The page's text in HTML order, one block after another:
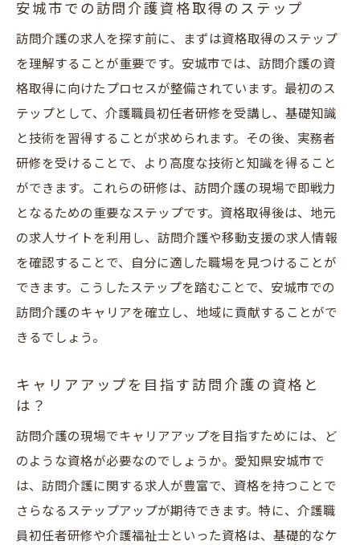
安城市での訪問介護資格取得のステップ
訪問介護の求人を探す前に、まずは資格取得のステップ
を理解することが重要です。安城市では、訪問介護の資
格取得に向けたプロセスが整備されています。最初のス
テップとして、介護職員初任者研修を受講し、基礎知識
と技術を習得することが求められます。その後、実務者
研修を受けることで、より高度な技術と知識を得ること
ができます。これらの研修は、訪問介護の現場で即戦力
となるための重要なステップです。資格取得後は、地元
の求人サイトを利用し、訪問介護や移動支援の求人情報
を確認することで、自分に適した職場を見つけることが
できます。こうしたステップを踏むことで、安城市での
訪問介護のキャリアを確立し、地域に貢献することがで
きるでしょう。
キャリアアップを目指す訪問介護の資格と
は？
訪問介護の現場でキャリアアップを目指すためには、ど
のような資格が必要なのでしょうか。愛知県安城市で
は、訪問介護に関する求人が豊富で、資格を持つことで
さらなるステップアップが期待できます。特に、介護職
員初任者研修や介護福祉士といった資格は、基礎的なケ